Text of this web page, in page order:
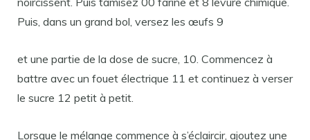
Puis, dans un grand bol, versez les œufs 9
et une partie de la dose de sucre, 10. Commencez à
battre avec un fouet électrique 11 et continuez à verser
le sucre 12 petit à petit.
Lorsque le mélange commence à s’éclaircir, ajoutez une